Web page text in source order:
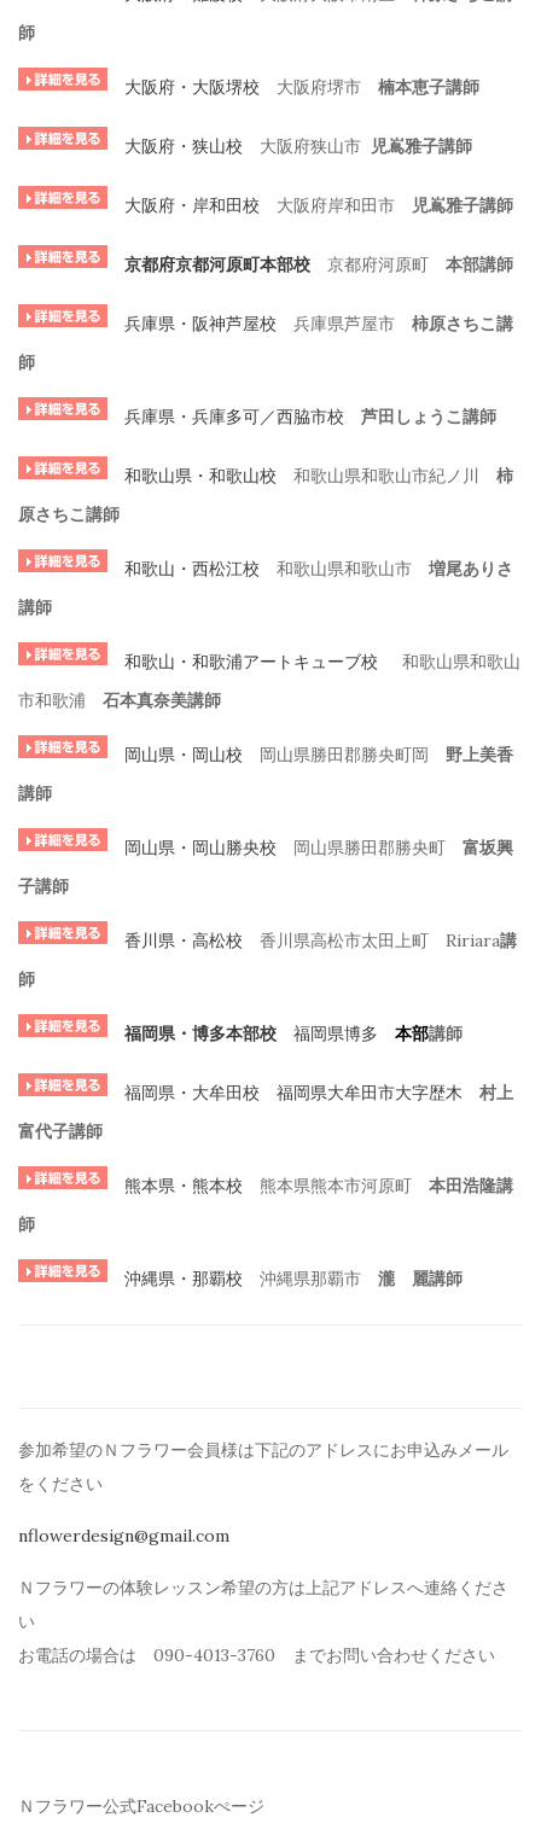
師
大阪府・大阪堺校 大阪府堺市 楠本恵子講師
大阪府・狭山校 大阪府狭山市 児嶌雅子講師
大阪府・岸和田校 大阪府岸和田市 児嶌雅子講師
京都府京都河原町本部校 京都府河原町 本部講師
兵庫県・阪神芦屋校 兵庫県芦屋市 柿原さちこ講
師
兵庫県・兵庫多可／西脇市校 芦田しょうこ講師
和歌山県・和歌山校 和歌山県和歌山市紀ノ川 柿
原さちこ講師
和歌山・西松江校 和歌山県和歌山市 増尾ありさ
講師
和歌山・和歌浦アートキューブ校 和歌山県和歌山
市和歌浦 石本真奈美講師
岡山県・岡山校 岡山県勝田郡勝央町岡 野上美香
講師
岡山県・岡山勝央校 岡山県勝田郡勝央町 富坂興
子講師
香川県・高松校 香川県高松市太田上町 Ririara講
師
福岡県・博多本部校 福岡県博多 本部講師
福岡県・大牟田校 福岡県大牟田市大字歴木
村上
富代子講師
熊本県・熊本校 熊本県熊本市河原町 本田浩隆講
師
沖縄県・那覇校 沖縄県那覇市 瀧 麗講師
参加希望のＮフラワー会員様は下記のアドレスにお申込みメール
を ください
nflowerdesign@gmail.com
Ｎフラワーの体験レッスン希望の方は上記アドレスへ連絡くださ
い
お電話の場合は 090-4013-3760 までお問い合わせください
Ｎフラワー公式Facebookぺージ